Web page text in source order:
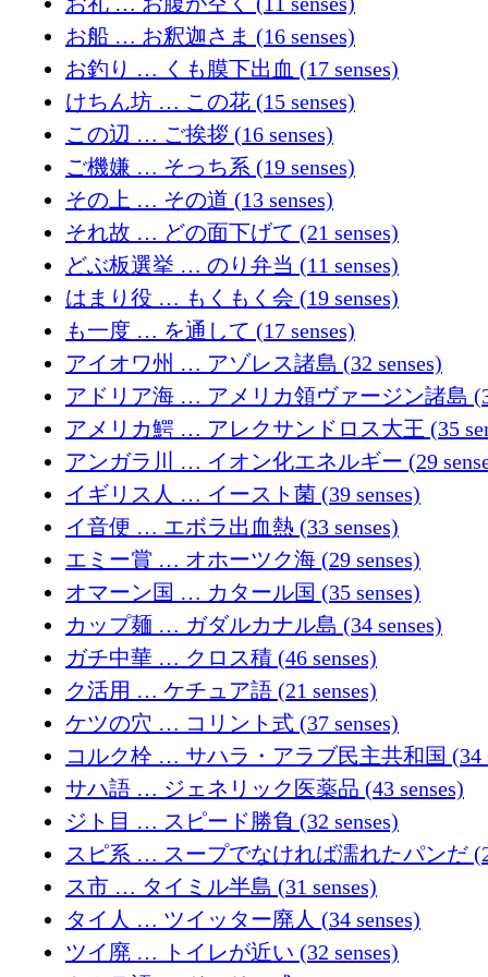
お船 … お釈迦さま (16 senses)
お釣り … くも膜下出血 (17 senses)
けちん坊 … この花 (15 senses)
この辺 … ご挨拶 (16 senses)
ご機嫌 … そっち系 (19 senses)
その上 … その道 (13 senses)
それ故 … どの面下げて (21 senses)
どぶ板選挙 … のり弁当 (11 senses)
はまり役 … もくもく会 (19 senses)
も一度 … を通して (17 senses)
アイオワ州 … アゾレス諸島 (32 senses)
アドリア海 … アメリカ領ヴァージン諸島
アメリカ鰐 … アレクサンドロス大王 (35
アンガラ川 … イオン化エネルギー (29
イギリス人 … イースト菌 (39 senses)
イ音便 … エボラ出血熱 (33 senses)
エミー賞 … オホーツク海 (29 senses)
オマーン国 … カタール国 (35 senses)
カップ麺 … ガダルカナル島 (34 senses)
ガチ中華 … クロス積 (46 senses)
ク活用 … ケチュア語 (21 senses)
ケツの穴 … コリント式 (37 senses)
コルク栓 … サハラ・アラブ民主共和国 (34
サハ語 … ジェネリック医薬品 (43 senses)
ジト目 … スピード勝負 (32 senses)
スピ系 … スープでなければ濡れたパンだ
ス市 … タイミル半島 (31 senses)
タイ人 … ツイッター廃人 (34 senses)
ツイ廃 … トイレが近い (32 senses)